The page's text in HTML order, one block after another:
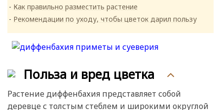
Как правильно разместить растение
Рекомендации по уходу, чтобы цветок дарил пользу
Польза и вред цветка
Растение диффенбахия представляет собой
деревце с толстым стеблем и широкими округлой